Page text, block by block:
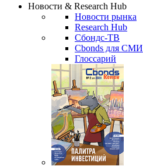
Новости & Research Hub
Новости рынка
Research Hub
Сбондс-ТВ
Cbonds для СМИ
Глоссарий